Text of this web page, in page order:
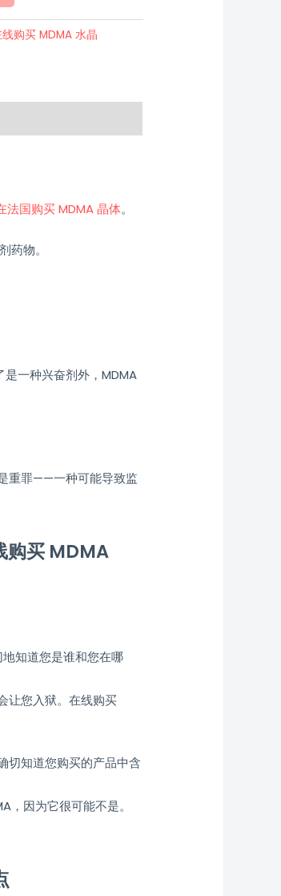
购买 MDMA 水晶
法国购买 MDMA 晶体。
药物。
一种兴奋剂外，MDMA
重罪——一种可能导致监
购买 MDMA
知道您是谁和您在哪
让您入狱。在线购买
切知道您购买的产品中含
因为它很可能不是。